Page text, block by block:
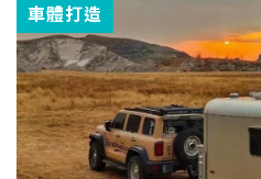
車體打造